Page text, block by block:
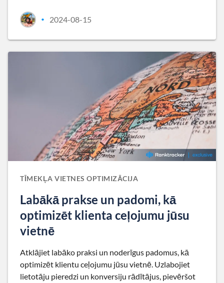
• 2024-08-15
TĪMEKĻA VIETNES OPTIMIZĀCIJA
Labākā prakse un padomi, kā
optimizēt klienta ceļojumu jūsu
vietnē
Atklājiet labāko praksi un noderīgus padomus, kā
optimizēt klientu ceļojumu jūsu vietnē. Uzlabojiet
lietotāju pieredzi un konversiju rādītājus, pievēršot